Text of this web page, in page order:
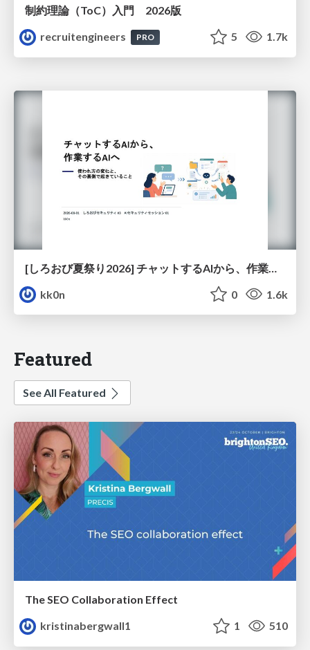
制約理論（ToC）入門 2026版
recruitengineers
PRO 5 1.7k
kk0n
0 1.6k
Featured
See All Featured
The SEO Collaboration Effect
kristinabergwall1
1 510